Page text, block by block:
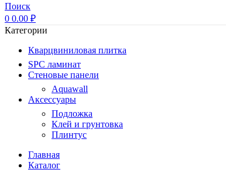
Поиск
0 0.00 ₽
Категории
Кварцвиниловая плитка
SPC ламинат
Стеновые панели
Aquawall
Аксессуары
Подложка
Клей и грунтовка
Плинтус
Главная
Каталог